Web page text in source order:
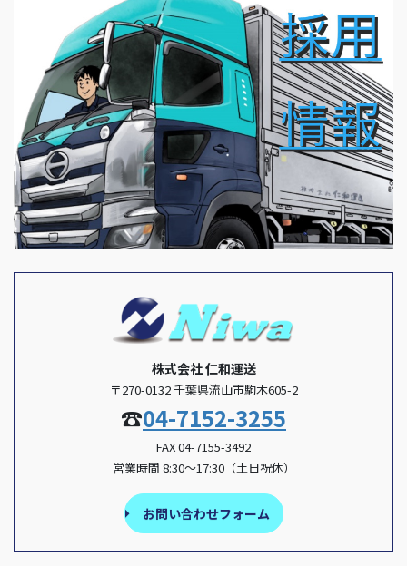
株式会社 仁和運送
〒270-0132 千葉県流山市駒木605-2
☎04-7152-3255
FAX 04-7155-3492
営業時間 8:30～17:30（土日祝休）
お問い合わせフォーム